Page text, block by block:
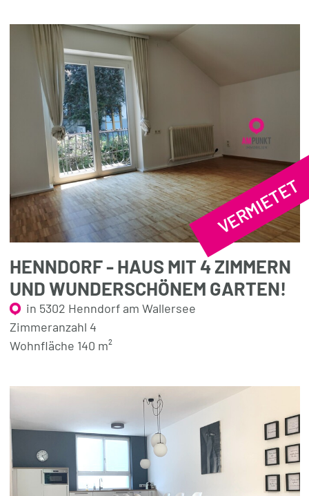
VERMIETET
HENNDORF - HAUS MIT 4 ZIMMERN
UND WUNDERSCHÖNEM GARTEN!
in 5302 Henndorf am Wallersee
Zimmeranzahl 4
Wohnfläche 140 m²